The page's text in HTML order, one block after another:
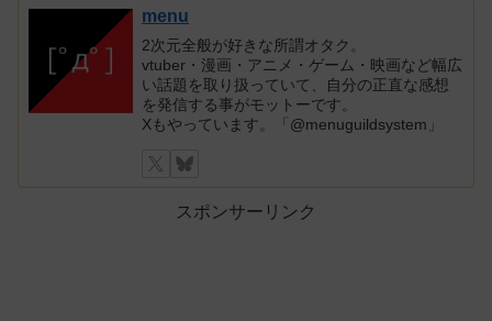
menu
2次元全般が好きな所謂オタク。
vtuber・漫画・アニメ・ゲーム・映画など幅広
い話題を取り扱っていて、自分の正直な感想
を発信する事がモットーです。
Xもやっています。「@menuguildsystem」
スポンサーリンク